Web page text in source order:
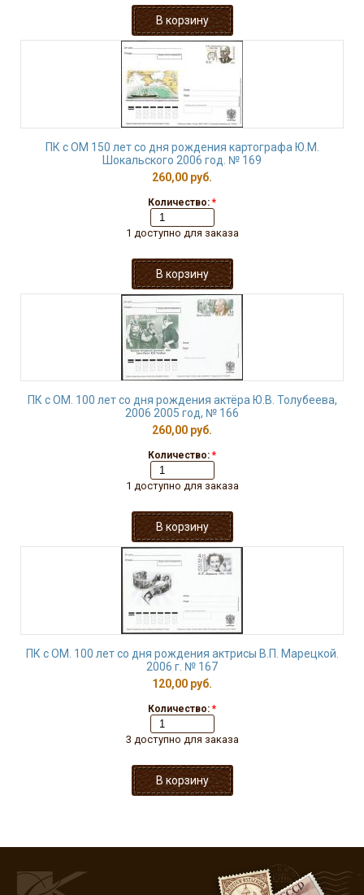
ПК с ОМ 150 лет со дня рождения картографа Ю.М.
Шокальского 2006 год. № 169
260,00 руб.
Количество: *
1 доступно для заказа
ПК с ОМ. 100 лет со дня рождения актёра Ю.В. Толубеева,
2006 2005 год, № 166
260,00 руб.
Количество: *
1 доступно для заказа
ПК с ОМ. 100 лет со дня рождения актрисы В.П. Марецкой.
2006 г. № 167
120,00 руб.
Количество: *
3 доступно для заказа